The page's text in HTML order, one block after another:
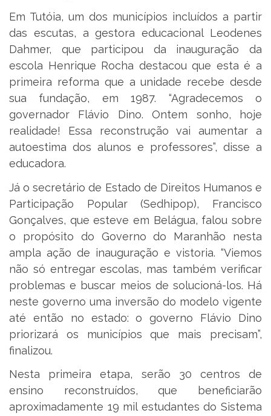
Em Tutóia, um dos municípios incluídos a partir
das escutas, a gestora educacional Leodenes
Dahmer, que participou da inauguração da
escola Henrique Rocha destacou que esta é a
primeira reforma que a unidade recebe desde
sua fundação, em 1987. “Agradecemos o
governador Flávio Dino. Ontem sonho, hoje
realidade! Essa reconstrução vai aumentar a
autoestima dos alunos e professores”, disse a
educadora.
Já o secretário de Estado de Direitos Humanos e
Participação Popular (Sedhipop), Francisco
Gonçalves, que esteve em Belágua, falou sobre
o propósito do Governo do Maranhão nesta
ampla ação de inauguração e vistoria. “Viemos
não só entregar escolas, mas também verificar
problemas e buscar meios de solucioná-los. Há
neste governo uma inversão do modelo vigente
até então no estado: o governo Flávio Dino
priorizará os municípios que mais precisam”,
finalizou.
Nesta primeira etapa, serão 30 centros de
ensino reconstruídos, que beneficiarão
aproximadamente 19 mil estudantes do Sistema